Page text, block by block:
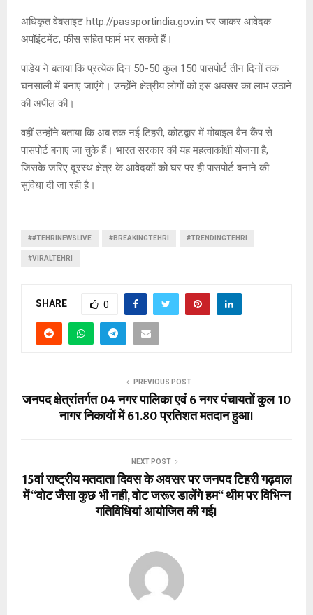
अधिकृत वेबसाइट http://passportindia.gov.in पर जाकर आवेदक
अपॉइंटमेंट, फीस सहित फार्म भर सकते हैं।
पांडेय ने बताया कि प्रत्येक दिन 50-50 कुल 150 पासपोर्ट तीन दिनों तक
घनसाली में बनाए जाएंगे। उन्होंने क्षेत्रीय लोगों को इस अवसर का लाभ उठाने
की अपील की।
वहीं उन्होंने बताया कि अब तक नई टिहरी, कोटद्वार में मोबाइल वैन कैंप से
पासपोर्ट बनाए जा चुके हैं। भारत सरकार की यह महत्वाकांक्षी योजना है,
जिसके जरिए दूरस्थ क्षेत्र के आवेदकों को घर पर ही पासपोर्ट बनाने की
सुविधा दी जा रही है।
##TEHRINEWSLIVE #BREAKINGTEHRI #TRENDINGTEHRI
#VIRALTEHRI
SHARE 0
PREVIOUS POST
जनपद क्षेत्रांतर्गत 04 नगर पालिका एवं 6 नगर पंचायतों कुल 10
नागर निकायों में 61.80 प्रतिशत मतदान हुआ।
NEXT POST
15वां राष्ट्रीय मतदाता दिवस के अवसर पर जनपद टिहरी गढ़वाल
में ‘‘वोट जैसा कुछ भी नही, वोट जरूर डालेंगे हम‘‘ थीम पर विभिन्न
गतिविधियां आयोजित की गई।